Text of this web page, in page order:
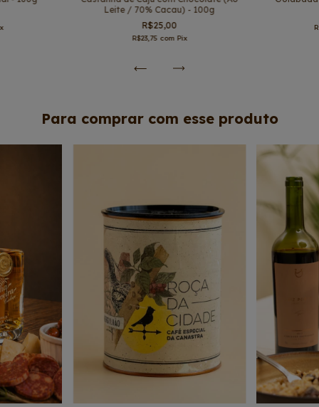
Leite / 70% Cacau) - 100g
R$25,00
R$23,75 com Pix
Para comprar com esse produto